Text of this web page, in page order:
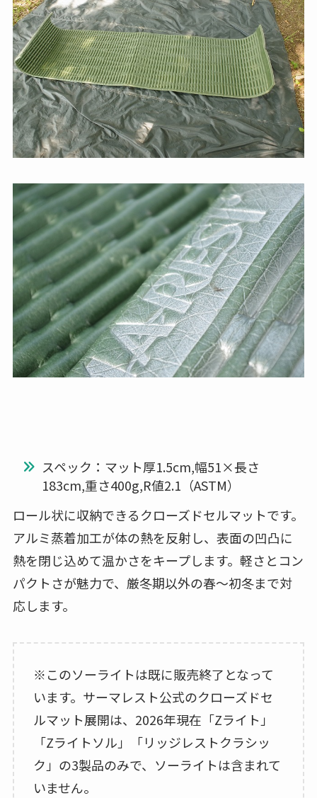
スペック：マット厚1.5cm,幅51×長さ
183cm,重さ400g,R値2.1（ASTM）
ロール状に収納できるクローズドセルマットです。
アルミ蒸着加工が体の熱を反射し、表面の凹凸に
熱を閉じ込めて温かさをキープします。軽さとコン
パクトさが魅力で、厳冬期以外の春〜初冬まで対
応します。
※このソーライトは既に販売終了となって
います。サーマレスト公式のクローズドセ
ルマット展開は、2026年現在「Zライト」
「Zライトソル」「リッジレストクラシッ
ク」の3製品のみで、ソーライトは含まれて
いません。